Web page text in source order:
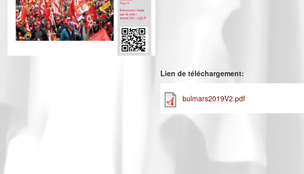
Lien de téléchargement:
bulmars2019V2.pdf